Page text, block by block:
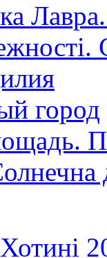
город